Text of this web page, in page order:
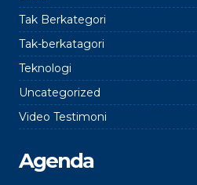
Tak Berkategori
Tak-berkatagori
Teknologi
Uncategorized
Video Testimoni
Agenda